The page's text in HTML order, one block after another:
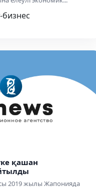
қашан
2019 жылы Жапонияда